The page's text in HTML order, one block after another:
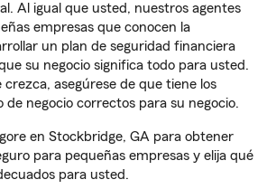
Al igual que usted, nuestros agentes
empresas que conocen la
un plan de seguridad financiera
su negocio significa todo para usted.
crezca, asegúrese de que tiene los
de negocio correctos para su negocio.
en Stockbridge, GA para obtener
para pequeñas empresas y elija qué
para usted.